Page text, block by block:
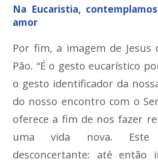
Na Eucaristia,
amor
Por fim, a imagem de Jesus
Pão. “É o gesto eucarístico
o gesto identificador da
do nosso encontro com o
oferece a fim de nos fazer
uma vida nova.
desconcertante: até então